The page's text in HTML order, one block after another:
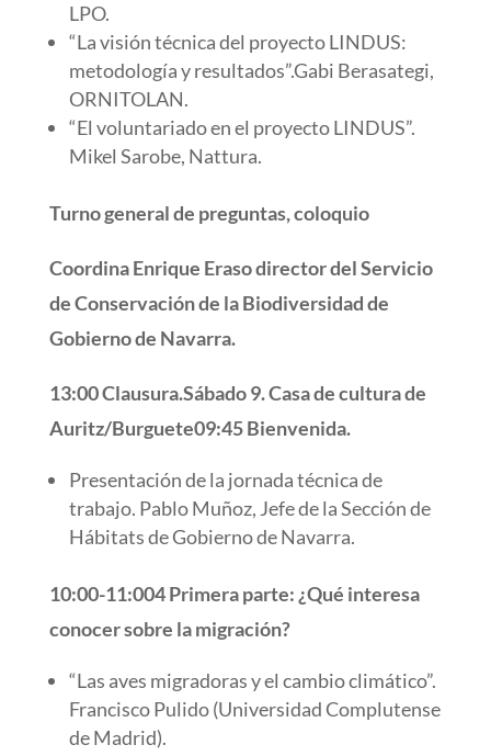
LPO.
“La visión técnica del proyecto LINDUS:
metodología y resultados”.Gabi Berasategi,
ORNITOLAN.
“El voluntariado en el proyecto LINDUS”.
Mikel Sarobe, Nattura.
Turno general de preguntas, coloquio
Coordina Enrique Eraso director del Servicio
de Conservación de la Biodiversidad de
Gobierno de Navarra.
13:00 Clausura.Sábado 9. Casa de cultura de
Auritz/Burguete09:45 Bienvenida.
Presentación de la jornada técnica de
trabajo. Pablo Muñoz, Jefe de la Sección de
Hábitats de Gobierno de Navarra.
10:00-11:004 Primera parte: ¿Qué interesa
conocer sobre la migración?
“Las aves migradoras y el cambio climático”.
Francisco Pulido (Universidad Complutense
de Madrid).